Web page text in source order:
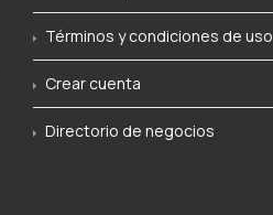
Términos y condiciones de uso
Crear cuenta
Directorio de negocios